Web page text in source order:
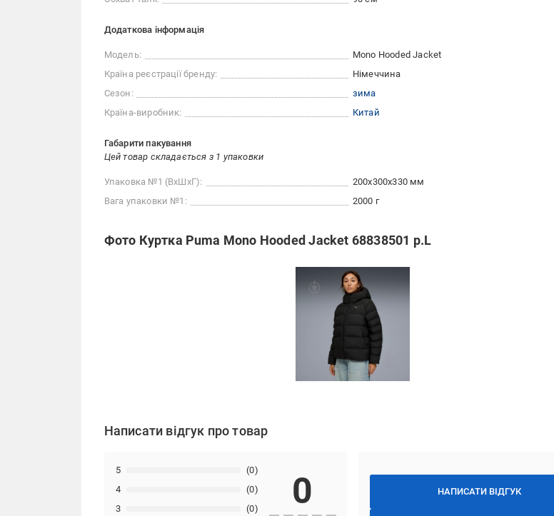
Додаткова інформація
Модель:
Mono Hooded Jacket
Країна реєстрації бренду:
Німеччина
Сезон:
зима
Країна-виробник:
Китай
Габарити пакування
Цей товар складається з 1 упаковки
Упаковка №1 (ВхШхГ):
200x300x330 мм
Вага упаковки №1:
2000 г
Фото Куртка Puma Mono Hooded Jacket 68838501 р.L
Написати відгук про товар
НАПИСАТИ ВІДГУК
3 (0)
4 (0)
5 (0)
0